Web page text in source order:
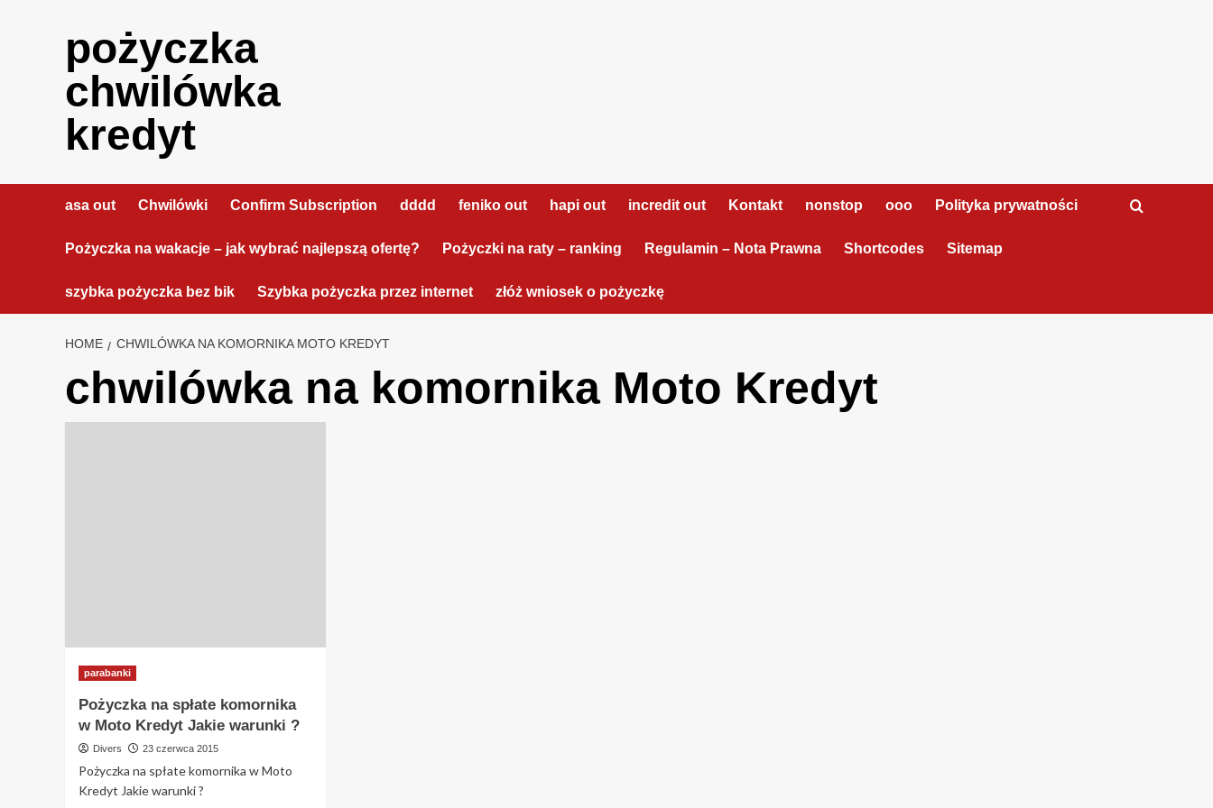
pożyczka
chwilówka
kredyt
asa out Chwilówki Confirm Subscription dddd feniko out hapi out incredit out Kontakt nonstop ooo Polityka prywatności
Pożyczka na wakacje – jak wybrać najlepszą ofertę? Pożyczki na raty – ranking Regulamin – Nota Prawna Shortcodes Sitemap
szybka pożyczka bez bik Szybka pożyczka przez internet złóż wniosek o pożyczkę
HOME CHWILÓWKA NA KOMORNIKA MOTO KREDYT
chwilówka na komornika Moto Kredyt
parabanki
Pożyczka na spłate komornika
w Moto Kredyt Jakie warunki ?
Divers 23 czerwca 2015
Pożyczka na spłate komornika w Moto
Kredyt Jakie warunki ?